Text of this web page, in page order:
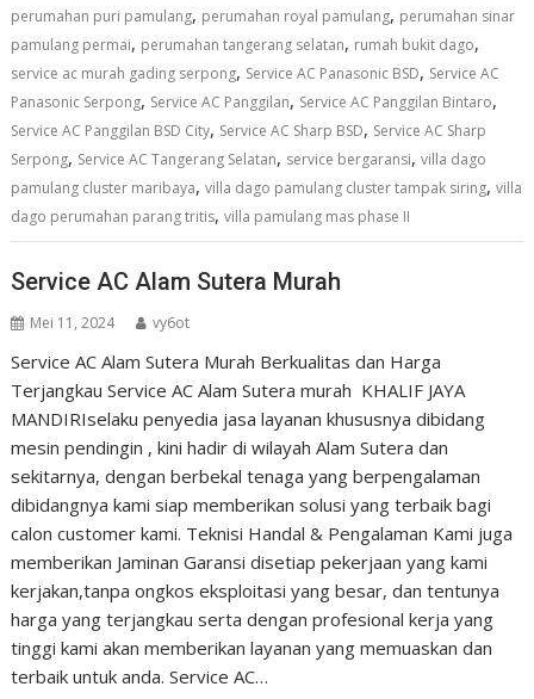
perumahan puri pamulang, perumahan royal pamulang, perumahan sinar
pamulang permai, perumahan tangerang selatan, rumah bukit dago,
service ac murah gading serpong, Service AC Panasonic BSD, Service AC
Panasonic Serpong, Service AC Panggilan, Service AC Panggilan Bintaro,
Service AC Panggilan BSD City, Service AC Sharp BSD, Service AC Sharp
Serpong, Service AC Tangerang Selatan, service bergaransi,villa dago
pamulang cluster maribaya,villa dago pamulang cluster tampak siring,villa
dago perumahan parang tritis,villa pamulang mas phase II
Service AC Alam Sutera Murah
Mei 11, 2024 vy6ot
Service AC Alam Sutera Murah Berkualitas dan Harga
Terjangkau Service AC Alam Sutera murah KHALIF JAYA
MANDIRIselaku penyedia jasa layanan khususnya dibidang
mesin pendingin , kini hadir di wilayah Alam Sutera dan
sekitarnya, dengan berbekal tenaga yang berpengalaman
dibidangnya kami siap memberikan solusi yang terbaik bagi
calon customer kami. Teknisi Handal & Pengalaman Kami juga
memberikan Jaminan Garansi disetiap pekerjaan yang kami
kerjakan,tanpa ongkos eksploitasi yang besar, dan tentunya
harga yang terjangkau serta dengan profesional kerja yang
tinggi kami akan memberikan layanan yang memuaskan dan
terbaik untuk anda. Service AC…